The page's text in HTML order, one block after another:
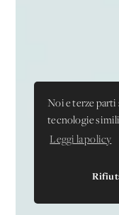
Noi e terze
tecnologie
Leggi la policy